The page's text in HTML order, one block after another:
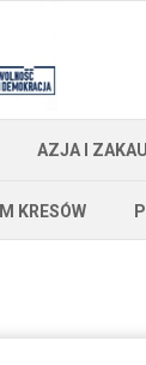
AZJA I
KRESÓW